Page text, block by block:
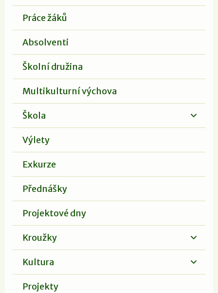
Práce žáků
Absolventi
Školní družina
Multikulturní výchova
Škola
Výlety
Exkurze
Přednášky
Projektové dny
Kroužky
Kultura
Projekty